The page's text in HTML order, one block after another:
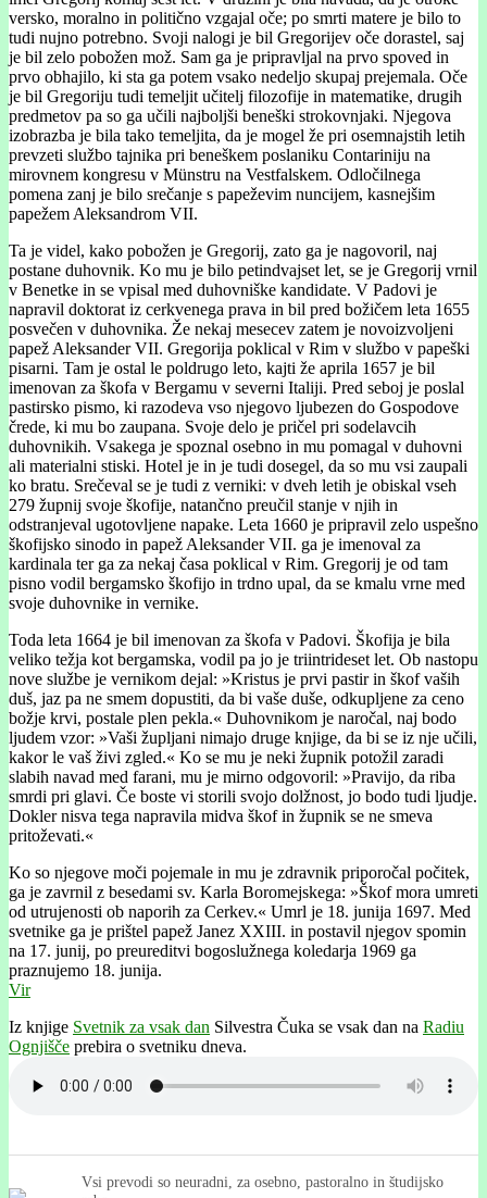
versko, moralno in politično vzgajal oče; po smrti matere je bilo to
tudi nujno potrebno. Svoji nalogi je bil Gregorijev oče dorastel, saj
je bil zelo pobožen mož. Sam ga je pripravljal na prvo spoved in
prvo obhajilo, ki sta ga potem vsako nedeljo skupaj prejemala. Oče
je bil Gregoriju tudi temeljit učitelj filozofije in matematike, drugih
predmetov pa so ga učili najboljši beneški strokovnjaki. Njegova
izobrazba je bila tako temeljita, da je mogel že pri osemnajstih letih
prevzeti službo tajnika pri beneškem poslaniku Contariniju na
mirovnem kongresu v Münstru na Vestfalskem. Odločilnega
pomena zanj je bilo srečanje s papeževim nuncijem, kasnejšim
papežem Aleksandrom VII.
Ta je videl, kako pobožen je Gregorij, zato ga je nagovoril, naj
postane duhovnik. Ko mu je bilo petindvajset let, se je Gregorij vrnil
v Benetke in se vpisal med duhovniške kandidate. V Padovi je
napravil doktorat iz cerkvenega prava in bil pred božičem leta 1655
posvečen v duhovnika. Že nekaj mesecev zatem je novoizvoljeni
papež Aleksander VII. Gregorija poklical v Rim v službo v papeški
pisarni. Tam je ostal le poldrugo leto, kajti že aprila 1657 je bil
imenovan za škofa v Bergamu v severni Italiji. Pred seboj je poslal
pastirsko pismo, ki razodeva vso njegovo ljubezen do Gospodove
črede, ki mu bo zaupana. Svoje delo je pričel pri sodelavcih
duhovnikih. Vsakega je spoznal osebno in mu pomagal v duhovni
ali materialni stiski. Hotel je in je tudi dosegel, da so mu vsi zaupali
ko bratu. Srečeval se je tudi z verniki: v dveh letih je obiskal vseh
279 župnij svoje škofije, natančno preučil stanje v njih in
odstranjeval ugotovljene napake. Leta 1660 je pripravil zelo uspešno
škofijsko sinodo in papež Aleksander VII. ga je imenoval za
kardinala ter ga za nekaj časa poklical v Rim. Gregorij je od tam
pisno vodil bergamsko škofijo in trdno upal, da se kmalu vrne med
svoje duhovnike in vernike.
Toda leta 1664 je bil imenovan za škofa v Padovi. Škofija je bila
veliko težja kot bergamska, vodil pa jo je triintrideset let. Ob nastopu
nove službe je vernikom dejal: »Kristus je prvi pastir in škof vaših
duš, jaz pa ne smem dopustiti, da bi vaše duše, odkupljene za ceno
božje krvi, postale plen pekla.« Duhovnikom je naročal, naj bodo
ljudem vzor: »Vaši župljani nimajo druge knjige, da bi se iz nje učili,
kakor le vaš živi zgled.« Ko se mu je neki župnik potožil zaradi
slabih navad med farani, mu je mirno odgovoril: »Pravijo, da riba
smrdi pri glavi. Če boste vi storili svojo dolžnost, jo bodo tudi ljudje.
Dokler nisva tega napravila midva škof in župnik se ne smeva
pritoževati.«
Ko so njegove moči pojemale in mu je zdravnik priporočal počitek,
ga je zavrnil z besedami sv. Karla Boromejskega: »Škof mora umreti
od utrujenosti ob naporih za Cerkev.« Umrl je 18. junija 1697. Med
svetnike ga je prištel papež Janez XXIII. in postavil njegov spomin
na 17. junij, po preureditvi bogoslužnega koledarja 1969 ga
praznujemo 18. junija.
Vir
Iz knjige Svetnik za vsak dan Silvestra Čuka se vsak dan na Radiu
Ognjišče prebira o svetniku dneva.
Vsi prevodi so neuradni, za osebno, pastoralno in študijsko